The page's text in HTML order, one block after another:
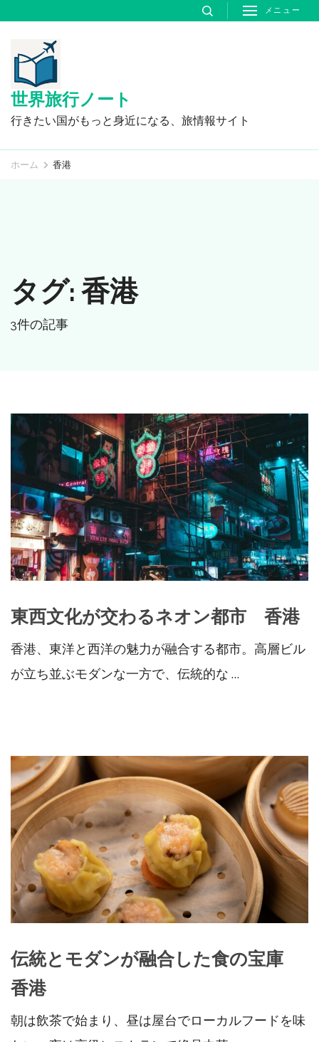
ツ
へ
キ
す)
メニュー
世界旅行ノート
行きたい国がもっと身近になる、旅情報サイト
ホーム 香港
タグ: 香港
3件の記事
東西文化が交わるネオン都市 香港
香港、東洋と西洋の魅力が融合する都市。高層ビル
が立ち並ぶモダンな一方で、伝統的な …
伝統とモダンが融合した食の宝庫
香港
朝は飲茶で始まり、昼は屋台でローカルフードを味